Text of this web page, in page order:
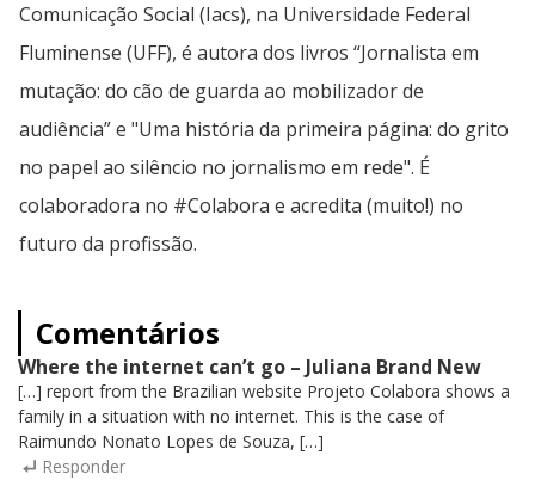
Comunicação Social (Iacs), na Universidade Federal
Fluminense (UFF), é autora dos livros “Jornalista em
mutação: do cão de guarda ao mobilizador de
audiência” e "Uma história da primeira página: do grito
no papel ao silêncio no jornalismo em rede". É
colaboradora no #Colabora e acredita (muito!) no
futuro da profissão.
Comentários
Where the internet can’t go – Juliana Brand New
[…] report from the Brazilian website Projeto Colabora shows a
family in a situation with no internet. This is the case of
Raimundo Nonato Lopes de Souza, […]
Responder